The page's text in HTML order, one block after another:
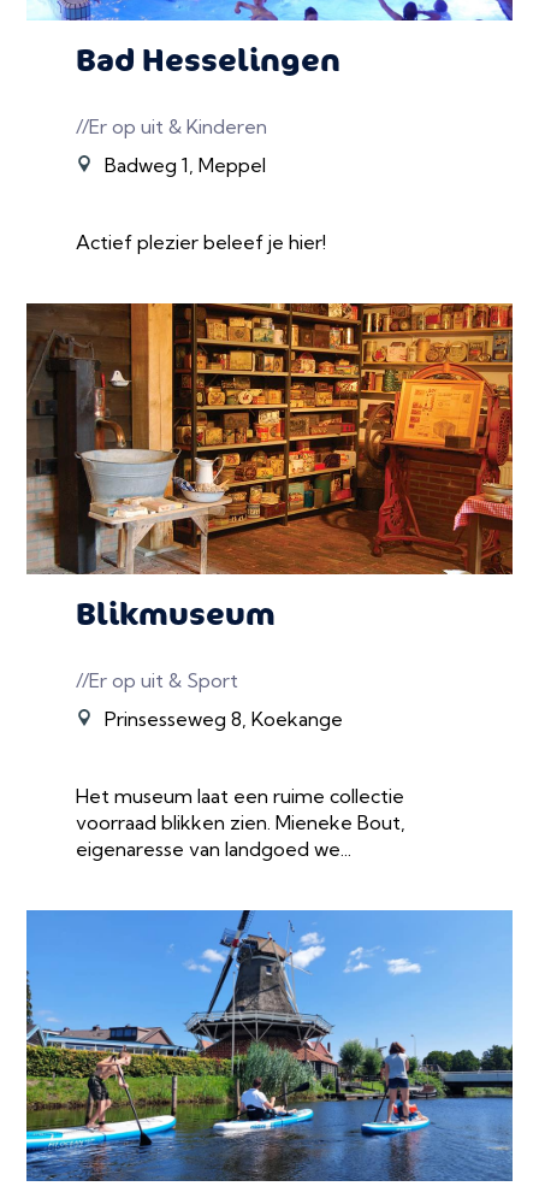
Bad Hesselingen
//Er op uit & Kinderen
Badweg 1, Meppel
Actief plezier beleef je hier!
Blikmuseum
//Er op uit & Sport
Prinsesseweg 8, Koekange
Het museum laat een ruime collectie
voorraad blikken zien. Mieneke Bout,
eigenaresse van landgoed we...